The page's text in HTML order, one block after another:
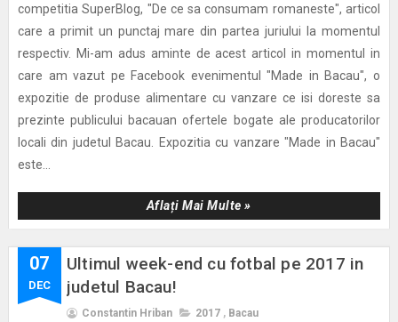
competitia SuperBlog, "De ce sa consumam romaneste", articol
care a primit un punctaj mare din partea juriului la momentul
respectiv. Mi-am adus aminte de acest articol in momentul in
care am vazut pe Facebook evenimentul "Made in Bacau", o
expozitie de produse alimentare cu vanzare ce isi doreste sa
prezinte publicului bacauan ofertele bogate ale producatorilor
locali din judetul Bacau. Expozitia cu vanzare "Made in Bacau"
este...
Aflați Mai Multe »
07
DEC
Ultimul week-end cu fotbal pe 2017 in
judetul Bacau!
Constantin Hriban 2017 , Bacau